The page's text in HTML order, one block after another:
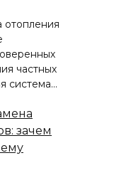
отопления
частных
система…
зачем